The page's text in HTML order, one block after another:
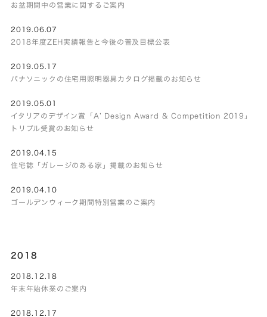
お盆期間中の営業に関するご案内
2019.06.07
2018年度ZEH実績報告と今後の普及目標公表
2019.05.17
パナソニックの住宅用照明器具カタログ掲載のお知らせ
2019.05.01
イタリアのデザイン賞「A’ Design Award & Competition 2019」
トリプル受賞のお知らせ
2019.04.15
住宅誌「ガレージのある家」掲載のお知らせ
2019.04.10
ゴールデンウィーク期間特別営業のご案内
2018
2018.12.18
年末年始休業のご案内
2018.12.17